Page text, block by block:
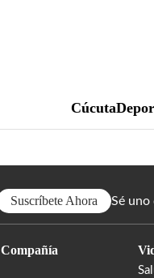
Cúcuta
Suscríbete Ahora Sé uno
Compañía